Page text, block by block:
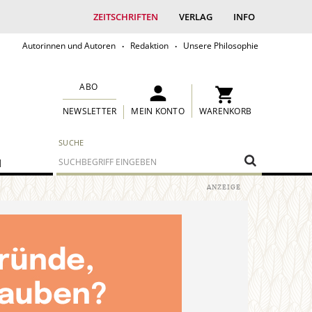
ZEITSCHRIFTEN VERLAG INFO
Autorinnen und Autoren Redaktion Unsere Philosophie
SUCHE
ABO
NEWSLETTER MEIN KONTO WARENKORB